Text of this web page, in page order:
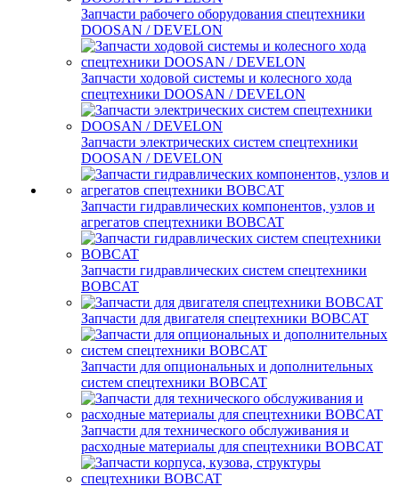
Запчасти рабочего оборудования спецтехники
DOOSAN / DEVELON
Запчасти ходовой системы и колесного хода
спецтехники DOOSAN / DEVELON
Запчасти электрических систем спецтехники
DOOSAN / DEVELON
Запчасти гидравлических компонентов, узлов и
агрегатов спецтехники BOBCAT
Запчасти гидравлических систем спецтехники
BOBCAT
Запчасти для двигателя спецтехники BOBCAT
Запчасти для опциональных и дополнительных
систем спецтехники BOBCAT
Запчасти для технического обслуживания и
расходные материалы для спецтехники BOBCAT